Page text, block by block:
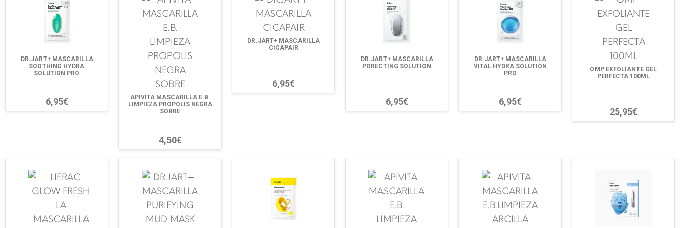
DR.JART+ MASCARILLA
SOOTHING HYDRA
SOLUTION PRO
6,95€
APIVITA MASCARILLA E.B.
LIMPIEZA PROPOLIS NEGRA
SOBRE
4,50€
DR.JART+ MASCARILLA
CICAPAIR
6,95€
DR.JART+ MASCARILLA
PORECTING SOLUTION
6,95€
DR.JART+ MASCARILLA
VITAL HYDRA SOLUTION
PRO
6,95€
OMP EXFOLIANTE GEL
PERFECTA 100ML
25,95€